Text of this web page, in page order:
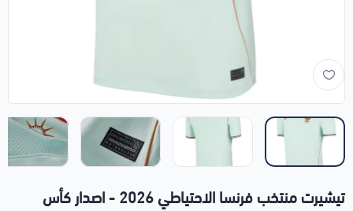
تيشيرت منتخب فرنسا الاحتياطي 2026 - اصدار كأس